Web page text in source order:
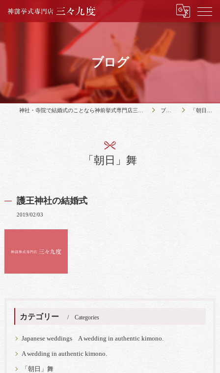
ブログ
ブログ 「朝日」舞
「朝日」舞
護王神社の結婚式
2019/02/03
カテゴリー Categories
Japanese weddings A wedding in authentic kimono.
A wedding in authentic kimono.
「朝日」舞